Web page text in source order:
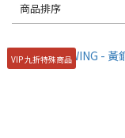
商品排序
VIP 九折特殊商品